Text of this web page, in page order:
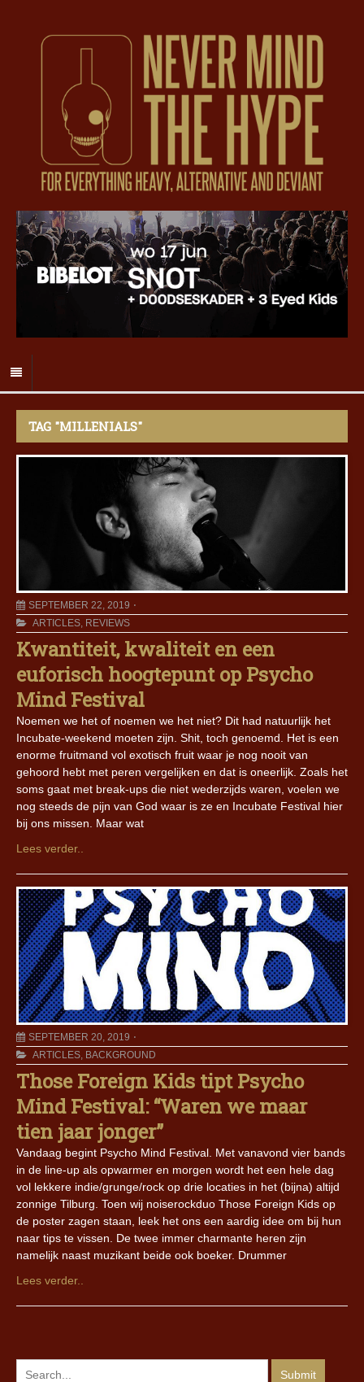
TAG "MILLENIALS"
SEPTEMBER 22, 2019
ARTICLES, REVIEWS
Kwantiteit, kwaliteit en een
euforisch hoogtepunt op Psycho
Mind Festival
Noemen we het of noemen we het niet? Dit had natuurlijk het
Incubate-weekend moeten zijn. Shit, toch genoemd. Het is een
enorme fruitmand vol exotisch fruit waar je nog nooit van
gehoord hebt met peren vergelijken en dat is oneerlijk. Zoals het
soms gaat met break-ups die niet wederzijds waren, voelen we
nog steeds de pijn van God waar is ze en Incubate Festival hier
bij ons missen. Maar wat
Lees verder..
SEPTEMBER 20, 2019
ARTICLES, BACKGROUND
Those Foreign Kids tipt Psycho
Mind Festival: “Waren we maar
tien jaar jonger”
Vandaag begint Psycho Mind Festival. Met vanavond vier bands
in de line-up als opwarmer en morgen wordt het een hele dag
vol lekkere indie/grunge/rock op drie locaties in het (bijna) altijd
zonnige Tilburg. Toen wij noiserockduo Those Foreign Kids op
de poster zagen staan, leek het ons een aardig idee om bij hun
naar tips te vissen. De twee immer charmante heren zijn
namelijk naast muzikant beide ook boeker. Drummer
Lees verder..